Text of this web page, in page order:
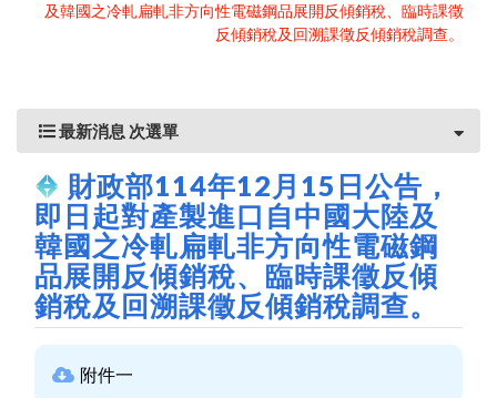
及韓國之冷軋扁軋非方向性電磁鋼品展開反傾銷稅、臨時課徵
反傾銷稅及回溯課徵反傾銷稅調查。
最新消息 次選單
財政部114年12月15日公告，
即日起對產製進口自中國大陸及
韓國之冷軋扁軋非方向性電磁鋼
品展開反傾銷稅、臨時課徵反傾
銷稅及回溯課徵反傾銷稅調查。
附件一